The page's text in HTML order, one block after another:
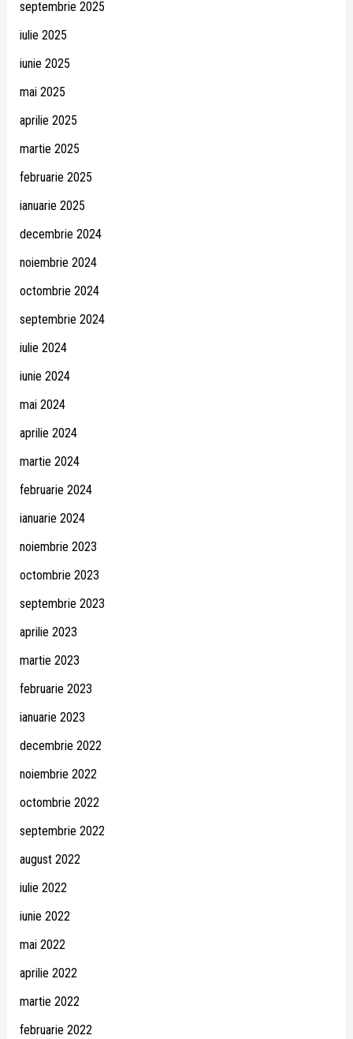
septembrie 2025
iulie 2025
iunie 2025
mai 2025
aprilie 2025
martie 2025
februarie 2025
ianuarie 2025
decembrie 2024
noiembrie 2024
octombrie 2024
septembrie 2024
iulie 2024
iunie 2024
mai 2024
aprilie 2024
martie 2024
februarie 2024
ianuarie 2024
noiembrie 2023
octombrie 2023
septembrie 2023
aprilie 2023
martie 2023
februarie 2023
ianuarie 2023
decembrie 2022
noiembrie 2022
octombrie 2022
septembrie 2022
august 2022
iulie 2022
iunie 2022
mai 2022
aprilie 2022
martie 2022
februarie 2022